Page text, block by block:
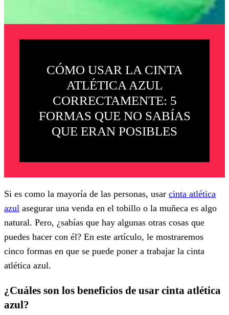
CÓMO USAR LA CINTA
ATLÉTICA AZUL
CORRECTAMENTE: 5
FORMAS QUE NO SABÍAS
QUE ERAN POSIBLES
Si es como la mayoría de las personas, usar cinta atlética
azul asegurar una venda en el tobillo o la muñeca es algo
natural. Pero, ¿sabías que hay algunas otras cosas que
puedes hacer con él? En este artículo, le mostraremos
cinco formas en que se puede poner a trabajar la cinta
atlética azul.
¿Cuáles son los beneficios de usar cinta atlética
azul?